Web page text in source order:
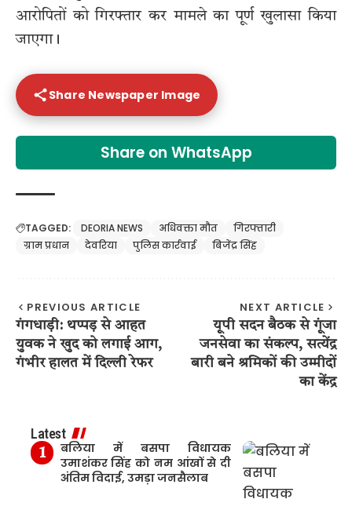
आरोपितों को गिरफ्तार कर मामले का पूर्ण खुलासा किया
जाएगा।
Share Newspaper Image
Share on WhatsApp
TAGGED: DEORIA NEWS अधिवक्ता मौत
गिरफ्तारी
ग्राम प्रधान
देवरिया पुलिस कार्रवाई बिजेंद्र सिंह
PREVIOUS ARTICLE
गंगधाड़ी: थप्पड़ से आहत
युवक ने खुद को लगाई आग,
गंभीर हालत में दिल्ली रेफर
NEXT ARTICLE
यूपी सदन बैठक से गूंजा
जनसेवा का संकल्प, सत्येंद्र
बारी बने श्रमिकों की उम्मीदों
का केंद्र
Latest
बलिया में बसपा विधायक
उमाशंकर सिंह को नम आंखों से दी
अंतिम विदाई, उमड़ा जनसैलाब